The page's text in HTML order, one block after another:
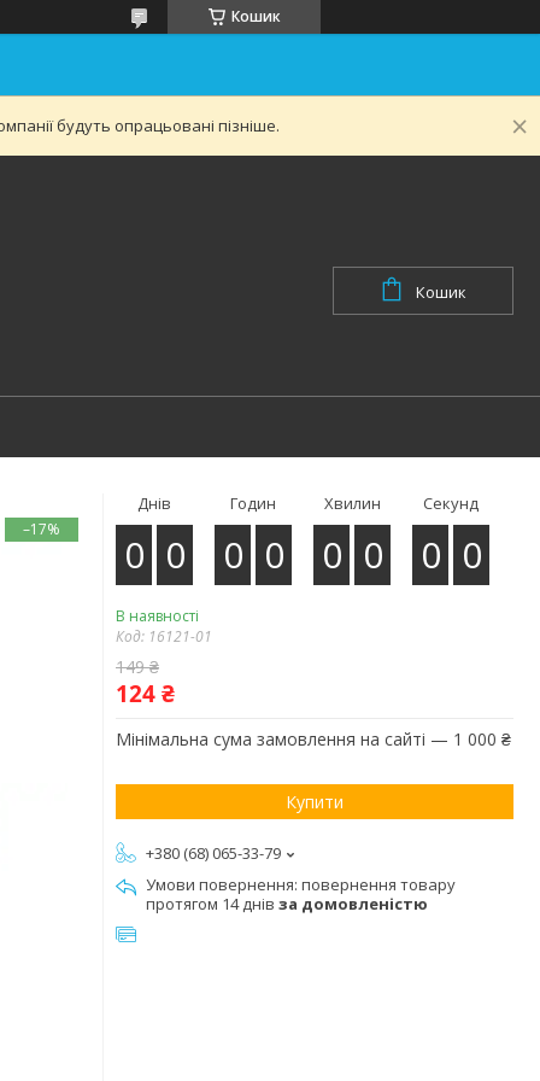
Кошик
будуть опрацьовані пізніше.
Кошик
–17%
Днів
0 0
Годин
0 0
Хвилин
0 0
Секунд
0 0
В наявності
Код: 16121-01
149 ₴
124 ₴
Мінімальна сума замовлення на сайті — 1 000 ₴
Купити
+380 (68) 065-33-79
повернення товару
протягом 14 днів за домовленістю